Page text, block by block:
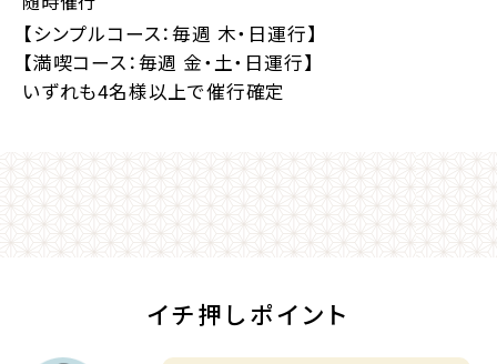
【シンプルコース：毎週 木・日運行】
【満喫コース：毎週 金・土・日運行】
いずれも4名様以上で催行確定
イチ押しポイント